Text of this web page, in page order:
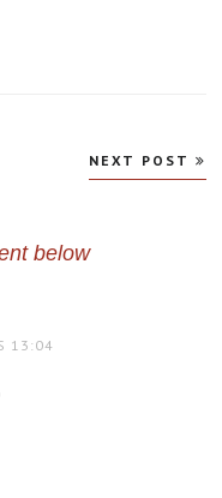
NEXT POST
below
13:04